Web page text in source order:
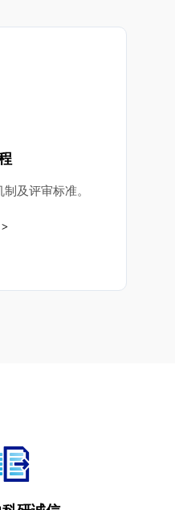
及评审标准。